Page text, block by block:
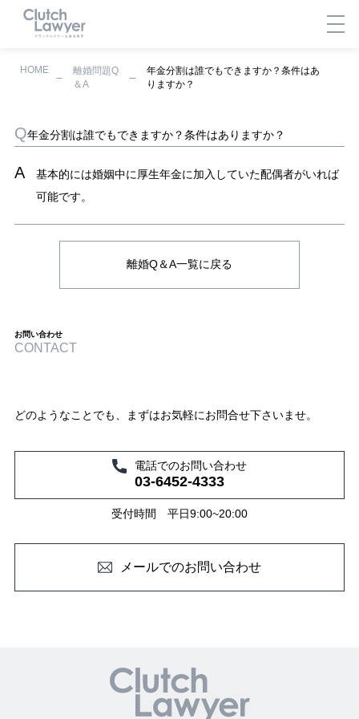
HOME
離婚問題Q
＆A
年金分割は誰でもできますか？条件はあ
りますか？
年金分割は誰でもできますか？条件はありますか？
基本的には婚姻中に厚生年金に加入していた配偶者がいれば
可能です。
離婚Q＆A一覧に戻る
お問い合わせ
CONTACT
どのようなことでも、まずはお気軽にお問合せ下さいませ。
電話でのお問い合わせ
03-6452-4333
受付時間 平日9:00~20:00
メールでのお問い合わせ